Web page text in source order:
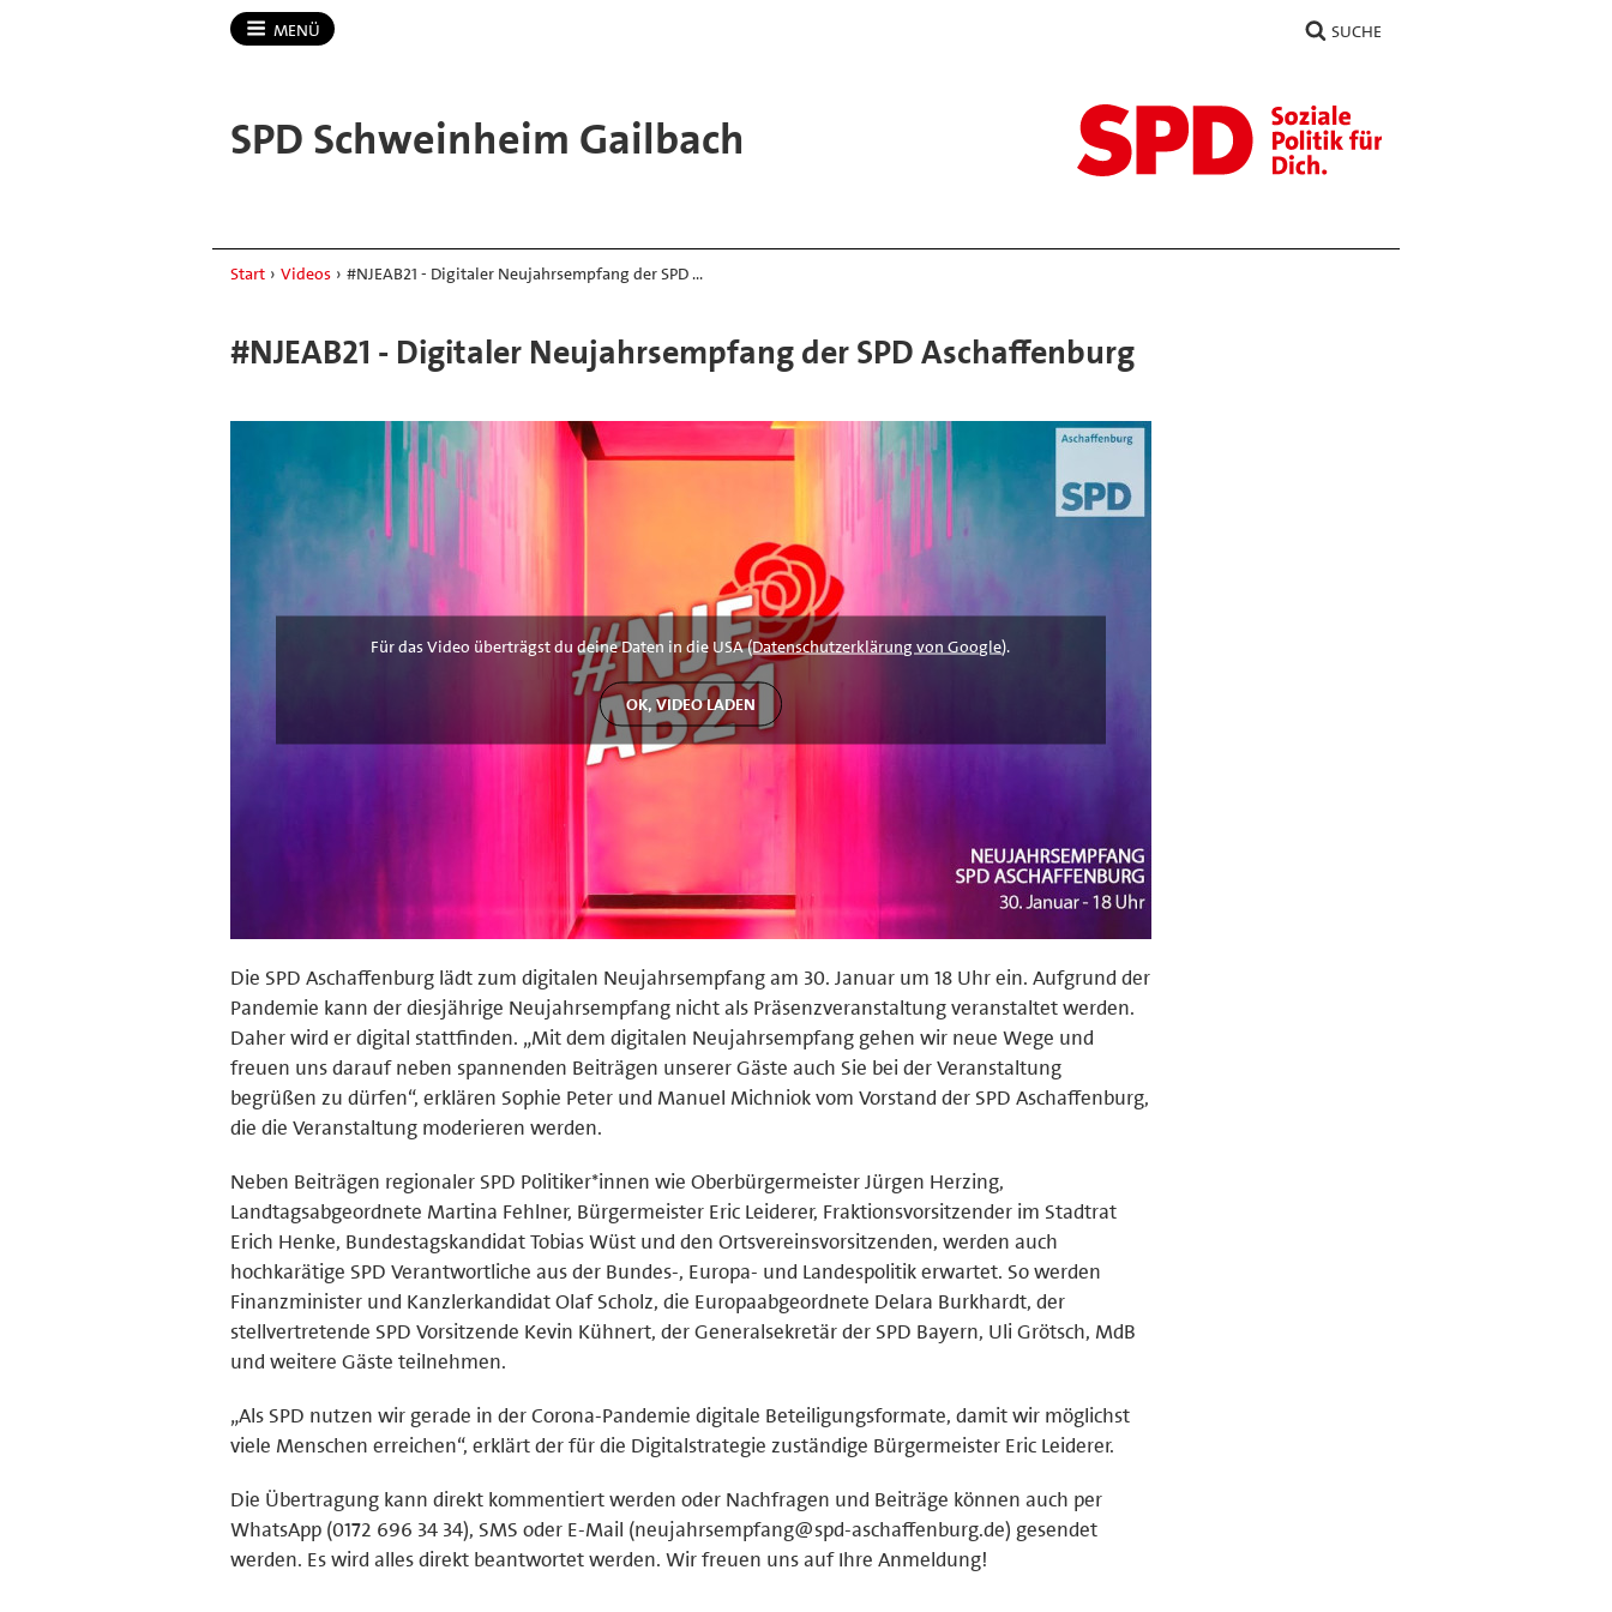
MENÜ SUCHE
SPD Schweinheim Gailbach
Start › Videos › #NJEAB21 - Digitaler Neujahrsempfang der SPD …
#NJEAB21 - Digitaler Neujahrsempfang der SPD Aschaffenburg
Für das Video überträgst du deine Daten in die USA (Datenschutzerklärung von Google).
Die SPD Aschaffenburg lädt zum digitalen Neujahrsempfang am 30. Januar um 18 Uhr ein. Aufgrund der
Pandemie kann der diesjährige Neujahrsempfang nicht als Präsenzveranstaltung veranstaltet werden.
Daher wird er digital stattfinden. „Mit dem digitalen Neujahrsempfang gehen wir neue Wege und
freuen uns darauf neben spannenden Beiträgen unserer Gäste auch Sie bei der Veranstaltung
begrüßen zu dürfen“, erklären Sophie Peter und Manuel Michniok vom Vorstand der SPD Aschaffenburg,
die die Veranstaltung moderieren werden.
Neben Beiträgen regionaler SPD Politiker*innen wie Oberbürgermeister Jürgen Herzing,
Landtagsabgeordnete Martina Fehlner, Bürgermeister Eric Leiderer, Fraktionsvorsitzender im Stadtrat
Erich Henke, Bundestagskandidat Tobias Wüst und den Ortsvereinsvorsitzenden, werden auch
hochkarätige SPD Verantwortliche aus der Bundes-, Europa- und Landespolitik erwartet. So werden
Finanzminister und Kanzlerkandidat Olaf Scholz, die Europaabgeordnete Delara Burkhardt, der
stellvertretende SPD Vorsitzende Kevin Kühnert, der Generalsekretär der SPD Bayern, Uli Grötsch, MdB
und weitere Gäste teilnehmen.
„Als SPD nutzen wir gerade in der Corona-Pandemie digitale Beteiligungsformate, damit wir möglichst
viele Menschen erreichen“, erklärt der für die Digitalstrategie zuständige Bürgermeister Eric Leiderer.
Die Übertragung kann direkt kommentiert werden oder Nachfragen und Beiträge können auch per
WhatsApp (0172 696 34 34), SMS oder E-Mail (neujahrsempfang@spd-aschaffenburg.de) gesendet
werden. Es wird alles direkt beantwortet werden. Wir freuen uns auf Ihre Anmeldung!